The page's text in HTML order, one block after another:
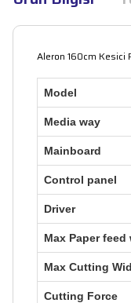
Aleron 160cm Kesici
Model
Media way
Mainboard
Control panel
Driver
Max Paper feed
Max Cutting
Cutting Force